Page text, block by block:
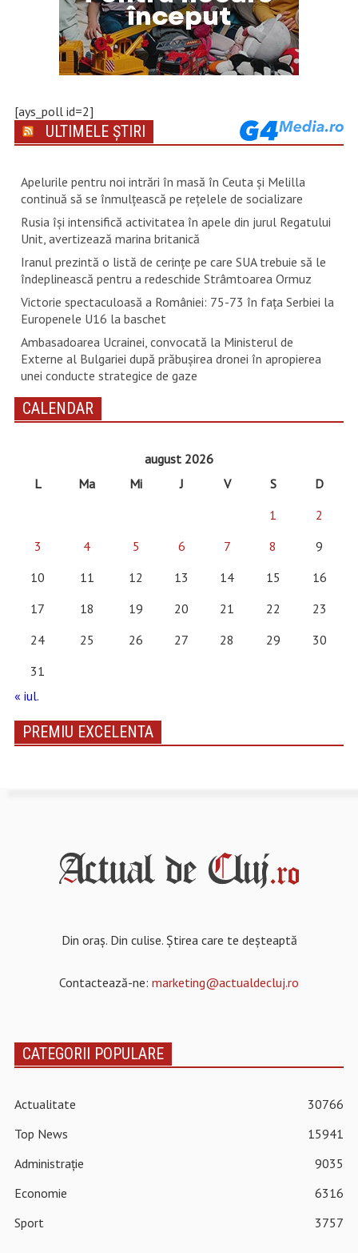
[ays_poll id=2]
ULTIMELE ȘTIRI
Apelurile pentru noi intrări în masă în Ceuta şi Melilla
continuă să se înmulţească pe reţelele de socializare
Rusia își intensifică activitatea în apele din jurul Regatului
Unit, avertizează marina britanică
Iranul prezintă o listă de cerinţe pe care SUA trebuie să le
îndeplinească pentru a redeschide Strâmtoarea Ormuz
Victorie spectaculoasă a României: 75-73 în fața Serbiei la
Europenele U16 la baschet
Ambasadoarea Ucrainei, convocată la Ministerul de
Externe al Bulgariei după prăbușirea dronei în apropierea
unei conducte strategice de gaze
CALENDAR
august 2026
L
Ma Mi J V S
D
1
2
3
4 5 6 7 8
9
10
11 12 13 14 15
16
17
18 19 20 21 22
23
24
25 26 27 28 29
30
31
« iul.
PREMIU EXCELENTA
Din oraș. Din culise. Știrea care te deșteaptă
Contactează-ne: marketing@actualdecluj.ro
CATEGORII POPULARE
Actualitate
30766
Top News
15941
Administrație
9035
Economie
6316
Sport
3757